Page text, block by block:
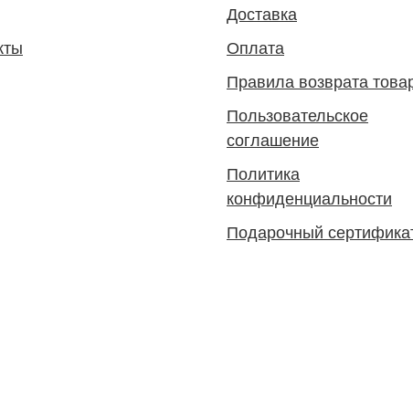
Доставка
Оплата
Правила возврата
Пользовательское
соглашение
Политика
конфиденциальности
Подарочный